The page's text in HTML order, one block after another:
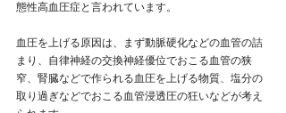
態性高血圧症と言われています。
血圧を上げる原因は、まず動脈硬化などの血管の詰
まり、自律神経の交換神経優位でおこる血管の狭
窄、腎臓などで作られる血圧を上げる物質、塩分の
取り過ぎなどでおこる血管浸透圧の狂いなどが考え